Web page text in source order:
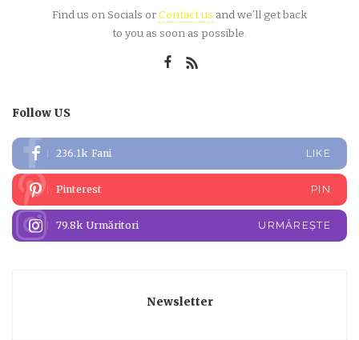
Find us on Socials orContact us and we’ll get back
to you as soon as possible.
Follow US
236.1k Fani LIKE
Pinterest PIN
79.8k Urmăritori URMĂREȘTE
Newsletter